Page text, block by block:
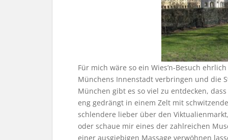
Für mich wäre so ein Wies’n-Besuch
Münchens Innenstadt verbringen und die
München gibt es so viel zu entdecken,
eng gedrängt in einem Zelt mit
schlendere lieber über den
oder schaue mir eines der zahlreichen
einer ausgiebigen Massage verwöhnen